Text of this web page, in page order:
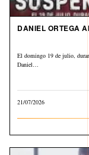
DANIEL ORTEGA
El domingo 19 de julio,
Daniel…
21/07/2026